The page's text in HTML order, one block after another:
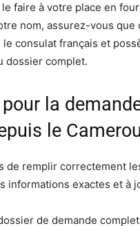
le faire à votre place en
nom, assurez-vous
le consulat français et
dossier complet.
la
le
de remplir correctement
informations exactes et à
de demande